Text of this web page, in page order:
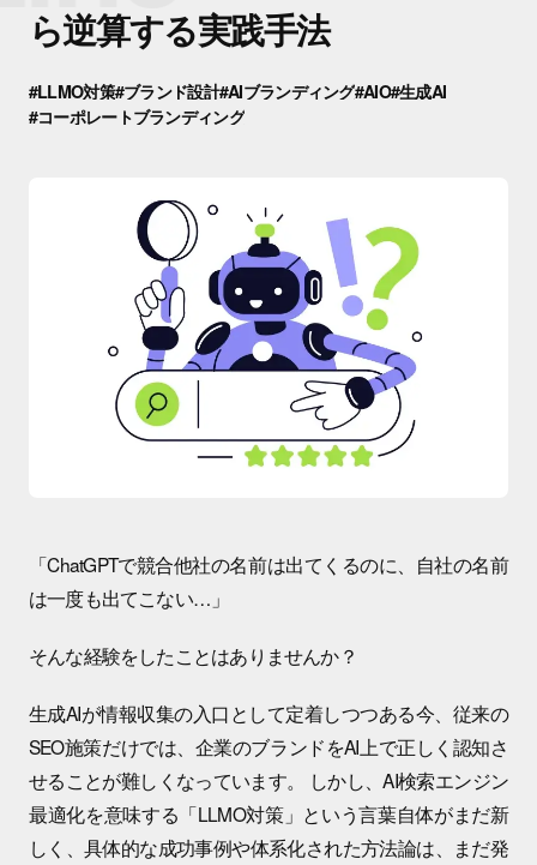
ら逆算する実践手法
#LLMO対策#ブランド設計#AIブランディング#AIO#生成AI
#コーポレートブランディング
「ChatGPTで競合他社の名前は出てくるのに、自社の名前
は一度も出てこない…」
そんな経験をしたことはありませんか？
生成AIが情報収集の入口として定着しつつある今、従来の
SEO施策だけでは、企業のブランドをAI上で正しく認知さ
せることが難しくなっています。 しかし、AI検索エンジン
最適化を意味する「LLMO対策」という言葉自体がまだ新
しく、具体的な成功事例や体系化された方法論は、まだ発